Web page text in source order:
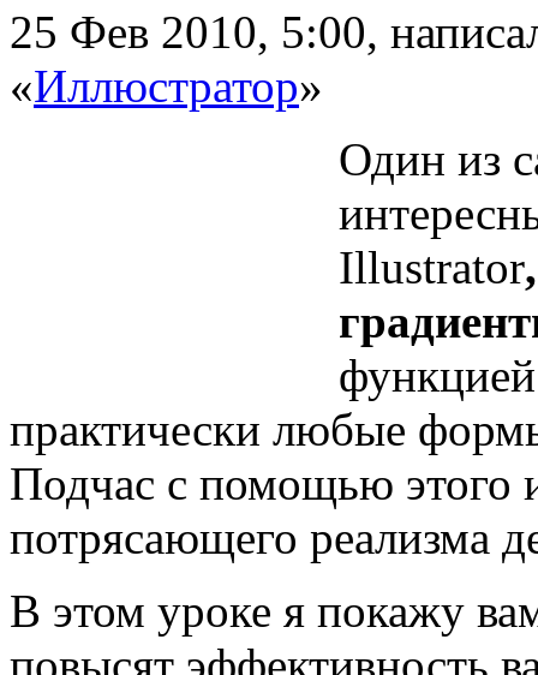
25 Фев 2010, 5:00,
«Иллюстратор»
Один из
Illustrator,
функцией
практически любые
Подчас с помощью этого
потрясающего реализма
В этом уроке я покажу